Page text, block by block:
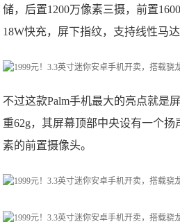
储，后置1200万像素三摄，前置
18W快充，屏下指纹，支持线性马达
不过这款Palm手机最大的亮点就是
重62g，其屏幕顶部中央设有一个扬
素的前置摄像头。